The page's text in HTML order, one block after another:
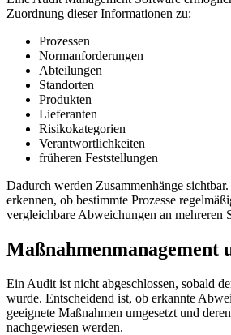
Zuordnung dieser Informationen zu:
Prozessen
Normanforderungen
Abteilungen
Standorten
Produkten
Lieferanten
Risikokategorien
Verantwortlichkeiten
früheren Feststellungen
Dadurch werden Zusammenhänge
erkennen, ob bestimmte Prozesse
vergleichbare Abweichungen an mehreren
Maßnahmenmanagement
Ein Audit ist nicht abgeschlossen, sobald
wurde. Entscheidend ist, ob erkannte
geeignete Maßnahmen umgesetzt und
nachgewiesen werden.